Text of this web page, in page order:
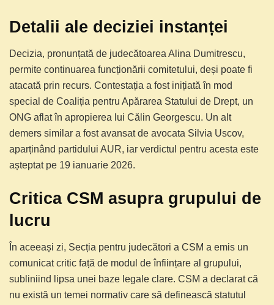
Detalii ale deciziei instanței
Decizia, pronunțată de judecătoarea Alina Dumitrescu,
permite continuarea funcționării comitetului, deși poate fi
atacată prin recurs. Contestația a fost inițiată în mod
special de Coaliția pentru Apărarea Statului de Drept, un
ONG aflat în apropierea lui Călin Georgescu. Un alt
demers similar a fost avansat de avocata Silvia Uscov,
aparținând partidului AUR, iar verdictul pentru acesta este
așteptat pe 19 ianuarie 2026.
Critica CSM asupra grupului de
lucru
În aceeași zi, Secția pentru judecători a CSM a emis un
comunicat critic față de modul de înființare al grupului,
subliniind lipsa unei baze legale clare. CSM a declarat că
nu există un temei normativ care să definească statutul